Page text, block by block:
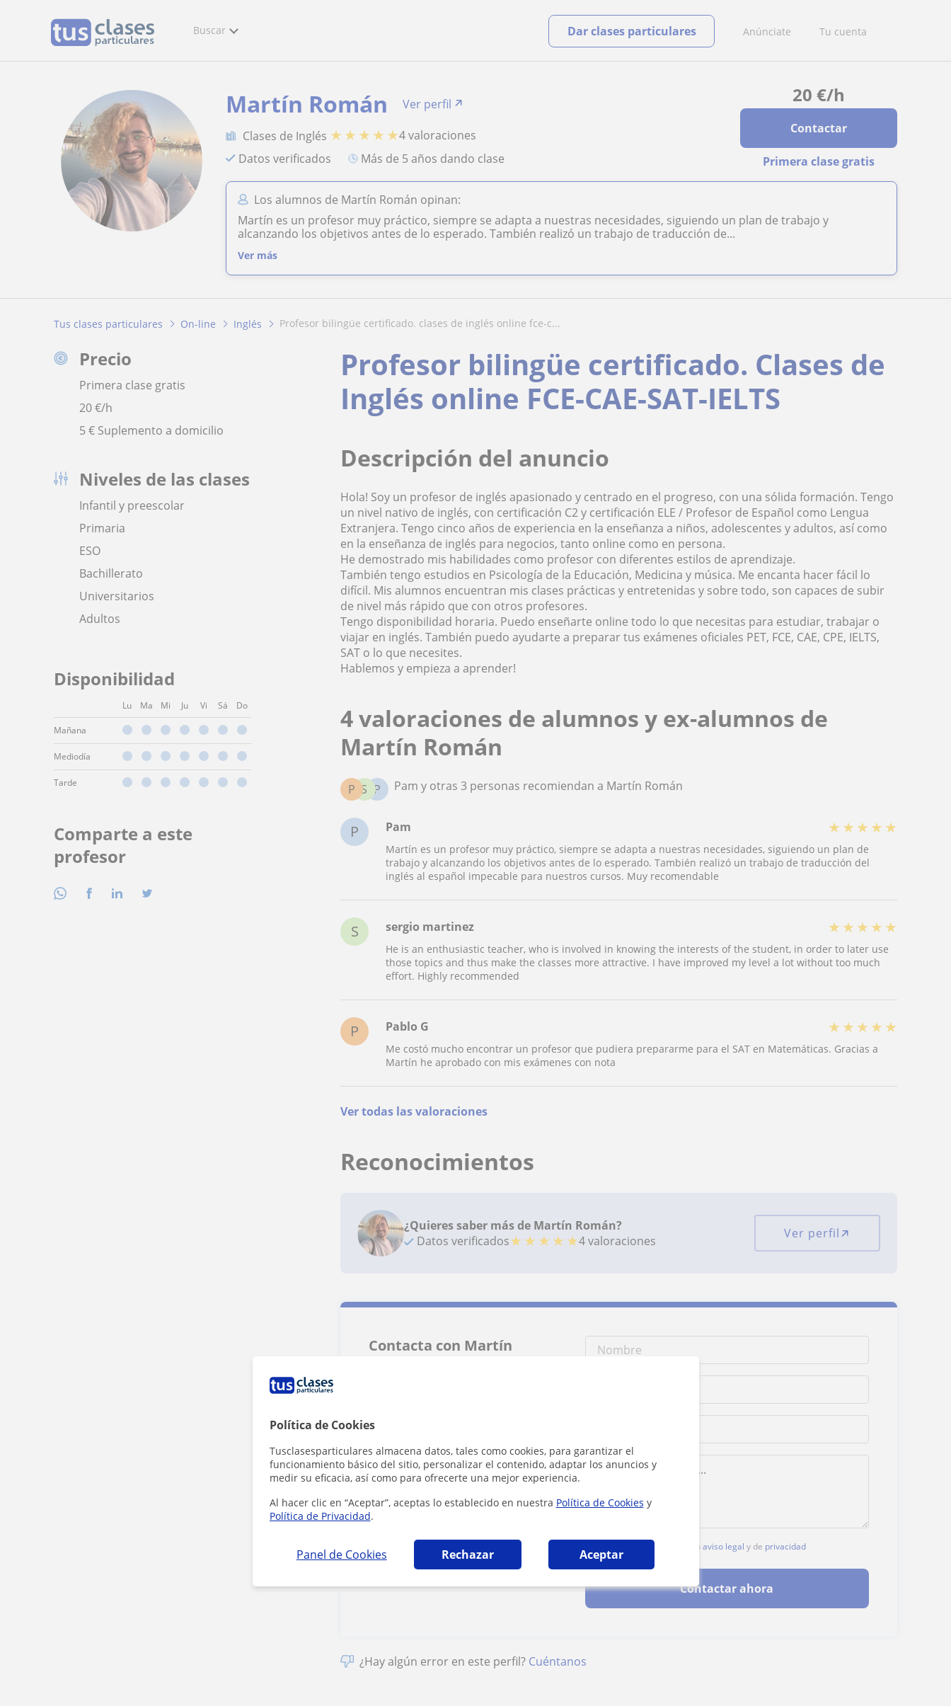
Política de Cookies
Tusclasesparticulares almacena datos, tales como cookies, para garantizar el
funcionamiento básico del sitio, personalizar el contenido, adaptar los anuncios y
medir su eficacia, así como para ofrecerte una mejor experiencia.
Al hacer clic en “Aceptar”, aceptas lo establecido en nuestra Política de Cookies y
Política de Privacidad.
Panel de Cookies Rechazar Aceptar
Buscar Anúnciate Tu cuenta
Dar clases particulares
20 €/h
Contactar
Primera clase gratis
Martín Román Ver perfil
Clases de Inglés ★ ★ ★ ★ ★4 valoraciones
Datos verificados
más de 5 años dando clase
Los alumnos de Martín Román opinan:
Martín es un profesor muy práctico, siempre se adapta a nuestras necesidades, siguiendo un plan de trabajo y
alcanzando los objetivos antes de lo esperado. También realizó un trabajo de traducción de...
Ver más
Tus clases particulares On-line Inglés profesor bilingüe certificado. clases de inglés online fce-c...
Precio
Primera clase gratis
20€/h
5 € Suplemento a domicilio
Niveles de las clases
Infantil y preescolar
Primaria
ESO
Bachillerato
Universitarios
Adultos
Disponibilidad
Lu Ma Mi Ju Vi Sá Do
Mañana
Mediodía
Tarde
Comparte a este
profesor
Profesor bilingüe certificado. Clases de
Inglés online FCE-CAE-SAT-IELTS
Descripción del anuncio
Hola! Soy un profesor de inglés apasionado y centrado en el progreso, con una sólida formación. Tengo
un nivel nativo de inglés, con certificación C2 y certificación ELE / Profesor de Español como Lengua
Extranjera. Tengo cinco años de experiencia en la enseñanza a niños, adolescentes y adultos, así como
en la enseñanza de inglés para negocios, tanto online como en persona.
He demostrado mis habilidades como profesor con diferentes estilos de aprendizaje.
También tengo estudios en Psicología de la Educación, Medicina y música. Me encanta hacer fácil lo
difícil. Mis alumnos encuentran mis clases prácticas y entretenidas y sobre todo, son capaces de subir
de nivel más rápido que con otros profesores.
Tengo disponibilidad horaria. Puedo enseñarte online todo lo que necesitas para estudiar, trabajar o
viajar en inglés. También puedo ayudarte a preparar tus exámenes oficiales PET, FCE, CAE, CPE, IELTS,
SAT o lo que necesites.
Hablemos y empieza a aprender!
4 valoraciones de alumnos y ex-alumnos de
Martín Román
P
S
P Pam y otras 3 personas recomiendan a Martín Román
P Pam ★ ★ ★ ★ ★
Martín es un profesor muy práctico, siempre se adapta a nuestras necesidades, siguiendo un plan de
trabajo y alcanzando los objetivos antes de lo esperado. También realizó un trabajo de traducción del
inglés al español impecable para nuestros cursos. Muy recomendable
S sergio martinez ★ ★ ★ ★ ★
He is an enthusiastic teacher, who is involved in knowing the interests of the student, in order to later use
those topics and thus make the classes more attractive. I have improved my level a lot without too much
effort. Highly recommended
P Pablo G ★ ★ ★ ★ ★
Me costó mucho encontrar un profesor que pudiera prepararme para el SAT en Matemáticas. Gracias a
Martín he aprobado con mis exámenes con nota
Ver todas las valoraciones
Reconocimientos
¿Quieres saber más de Martín Román?
Datos verificados★ ★ ★ ★ ★4 valoraciones Ver perfil
Contacta con Martín
1ª clase gratis
Al hacer clic, aceptas nuestroaviso legal y de privacidad
Contactar ahora
¿Hay algún error en este perfil? Cuéntanos